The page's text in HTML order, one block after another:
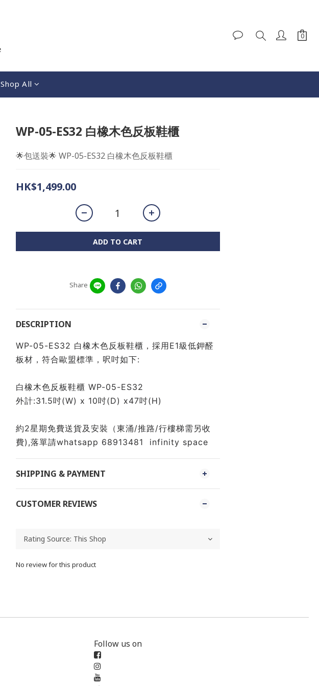
Shop All
WP-05-ES32 白橡木色反板鞋櫃
🌟包送裝🌟 WP-05-ES32 白橡木色反板鞋櫃
HK$1,499.00
ADD TO CART
Share
DESCRIPTION
WP-05-ES32 白橡木色反板鞋櫃，採用E1級低鉀醛
板材，符合歐盟標準，呎吋如下:
白橡木色反板鞋櫃 WP-05-ES32
外計:31.5吋(W) x 10吋(D) x47吋(H)
約2星期免費送貨及安裝（東涌/推路/行樓梯需另收
費),落單請whatsapp 68913481  infinity space
SHIPPING & PAYMENT
CUSTOMER REVIEWS
No review for this product
Follow us on